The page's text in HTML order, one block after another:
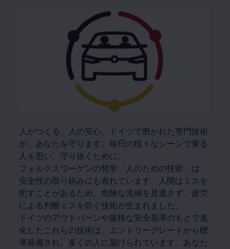
人がつくる、人の安心。ドイツで磨かれた専門技術
が、あなたを守ります。毎日の様々なシーンで乗る
人を思い、守り抜くために。
フォルクスワーゲンの哲学「人のための技術」は、
安全性の取り組みにも表れています。人間はミスを
犯すことがあるため、危険な兆候を見逃さず、疲労
による判断ミスを防ぐ技術が生まれました。
ドイツのアウトバーンや厳格な安全基準のもとで進
化したこれらの技術は、エントリーグレードから標
準装備され、多くの人に届けられています。あなた